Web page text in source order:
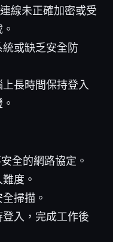
線未正確加密或受
或缺乏安全防
長時間保持登入
全的網路協定。
度。
掃描。
入，完成工作後